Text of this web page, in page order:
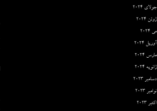
جولای 2024
ژوئن 2024
می 2024
آوریل 2024
مارس 2024
ژانویه 2024
دسامبر 2023
نوامبر 2023
اکتبر 2023